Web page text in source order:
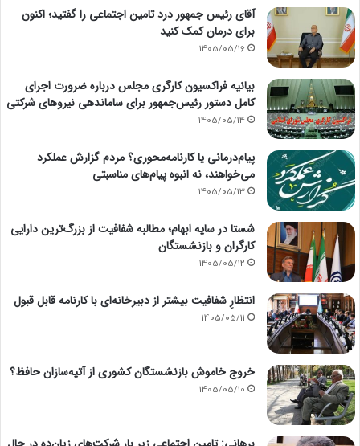
آقای رئیس جمهور درد تامین اجتماعی را گفتید؛ اکنون
برای درمان کمک کنید
1405/05/16
بیانیه فراکسیون کارگری مجلس درباره ضرورت اجرای
کامل دستور رئیس‌جمهور برای ساماندهی نیروهای شرکتی
1405/05/14
پیام‌درمانی یا کارنامه‌محوری؟ مردم گزارش عملکرد
می‌خواهند، نه انبوه پیام‌های مناسبتی
1405/05/13
شستا در سایه ابهام؛ مطالبه شفافیت از بزرگ‌ترین دارایی
کارگران و بازنشستگان
1405/05/12
انتظارِ شفافیت بیشتر از دبیرخانه‌ای با کارنامه قابل قبول
1405/05/11
خروج خاموش بازنشستگان کشوری از آتیه‌سازان حافظ؟
1405/05/10